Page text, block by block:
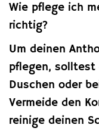
Wie pflege ich
richtig?
Um deinen
pflegen, solltest
Duschen oder
Vermeide den
reinige deinen